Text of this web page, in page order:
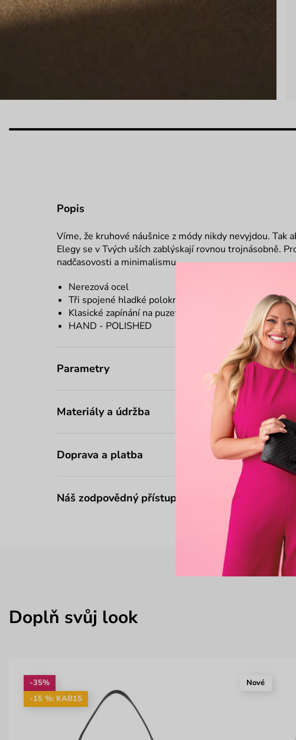
Popis
Víme, že kruhové náušnice z módy nikdy nevyjdou. Tak
Elegy se v Tvých uších zablýskají rovnou trojnásobně.
nadčasovosti a minimalismu.
Nerezová ocel
Tři spojené hladké polokroužky
Klasické zapínání na puzetu
HAND - POLISHED
Parametry
Materiály a údržba
Doprava a platba
Náš zodpovědný přístup
Doplň svůj look
-35%
-15 %: KAB15
Nové